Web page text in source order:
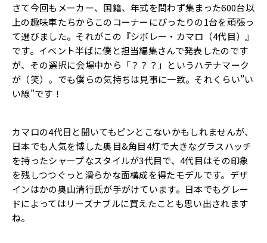
さて今回もメーカー、国籍、年式を問わず集まった600台以
上の趣味車たちからこのコーナーにぴったりの1台を頑張っ
て選びました。それがこの『シボレー・カマロ（4代目）』
です。イベント半ばに僕と担当編集さんで発表したのです
が、その選択に会場中から「？？？」というハテナマーク
が（笑）。でも僕らの気持ちは見事に一致。それくらい”い
い線”です！
カマロの4代目と聞いてもピンとこないかもしれませんが、
日本でも人気を博した奥目&角目4灯で大きなグラスハッチ
を持ったシャープなスタイルが3代目で、4代目はその印象
を残しつつぐっと滑らかな面構成を得たモデルです。デザ
インはかの奥山清行氏が手がけています。日本でもグレー
ドによってはリーズナブルに買えたことも思い出されます
ね。